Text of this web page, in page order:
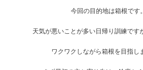
今回の目的地は箱根です。
天気が悪いことが多い日帰り訓練です
ワクワクしながら箱根を目指し